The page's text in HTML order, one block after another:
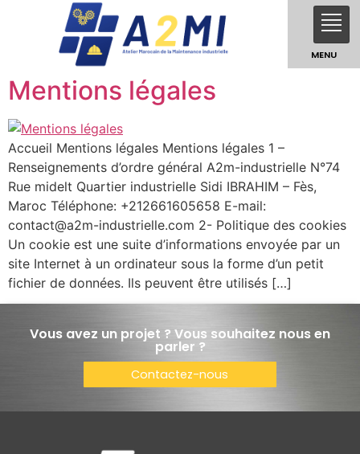
MENU
Mentions légales
Accueil Mentions légales Mentions légales 1 –
Renseignements d’ordre général A2m-industrielle N°74
Rue midelt Quartier industrielle Sidi IBRAHIM – Fès,
Maroc Téléphone: +212661605658 E-mail:
contact@a2m-industrielle.com 2- Politique des cookies
Un cookie est une suite d’informations envoyée par un
site Internet à un ordinateur sous la forme d’un petit
fichier de données. Ils peuvent être utilisés […]
Vous avez un projet ? Vous souhaitez nous en
parler ?
Contactez-nous